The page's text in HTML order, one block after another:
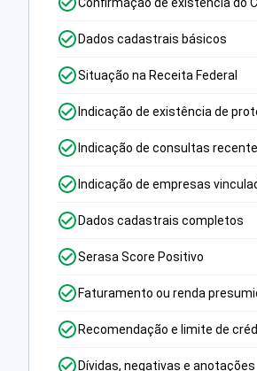
Confirmação de existência do
Dados cadastrais básicos
Situação na Receita Federal
Indicação de existência de
Indicação de consultas
Indicação de empresas
Dados cadastrais completos
Serasa Score Positivo
Faturamento ou renda
Recomendação e limite de
Dívidas, negativas e anotações